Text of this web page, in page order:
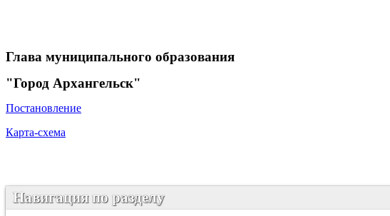
Глава муниципального образования
"Город Архангельск"
Постановление
Карта-схема
Навигация по разделу